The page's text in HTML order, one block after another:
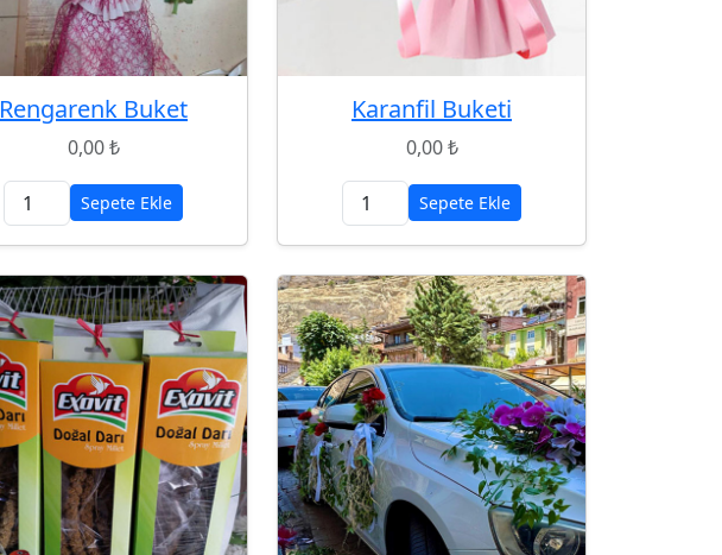
Rengarenk Buket
0,00 ₺
Sepete Ekle
Karanfil Buketi
0,00 ₺
Sepete Ekle